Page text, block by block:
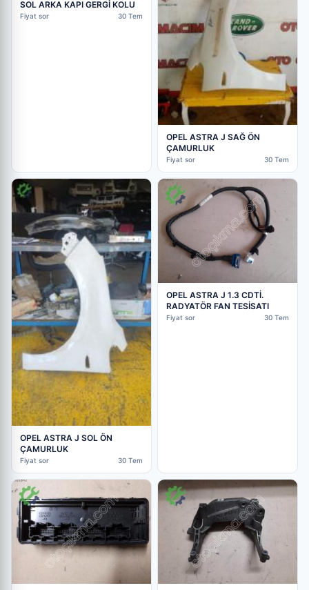
SOL ARKA KAPI GERGİ KOLU
Fiyat sor 30 Tem
OPEL ASTRA J SAĞ ÖN
ÇAMURLUK
Fiyat sor 30 Tem
OPEL ASTRA J SOL ÖN
ÇAMURLUK
Fiyat sor 30 Tem
OPEL ASTRA J 1.3 CDTİ.
RADYATÖR FAN TESİSATI
Fiyat sor 30 Tem